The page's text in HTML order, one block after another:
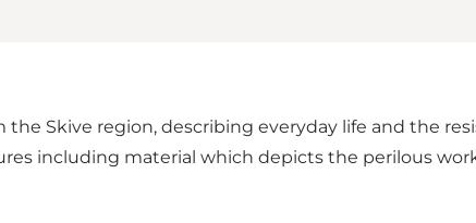
Skive region, describing everyday life and the
including material which depicts the perilous